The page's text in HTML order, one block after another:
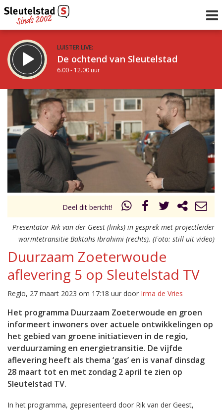
LUISTER LIVE:
De ochtend van Sleutelstad
6.00 - 12.00 uur
STRAKS:
De middag van Sleutelstad
12.00 - 18.00 uur
Vorig uur
uur 1 van 0 Volgend uur
Inklappen
Deel dit bericht!
Presentator Rik van der Geest (links) in gesprek met projectleider
warmtetransitie Baktahs Ibrahimi (rechts). (Foto: still uit video)
Duurzaam Zoeterwoude
aflevering 5 op Sleutelstad TV
Regio, 27 maart 2023 om 17:18 uur door Irma de Vries
Het programma Duurzaam Zoeterwoude en groen
informeert inwoners over actuele ontwikkelingen op
het gebied van groene initiatieven in de regio,
verduurzaming en energietransitie. De vijfde
aflevering heeft als thema ‘gas’ en is vanaf dinsdag
28 maart tot en met zondag 2 april te zien op
Sleutelstad TV.
In het programma, gepresenteerd door Rik van der Geest,